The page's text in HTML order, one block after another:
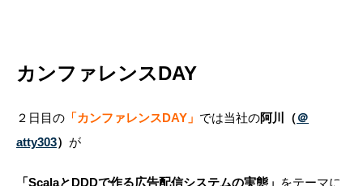
カンファレンスDAY
２日目の 「カンファレンスDAY」 では当社の阿川（＠
atty303） が
「ScalaとDDDで作る広告配信システムの実態」 をテーマに